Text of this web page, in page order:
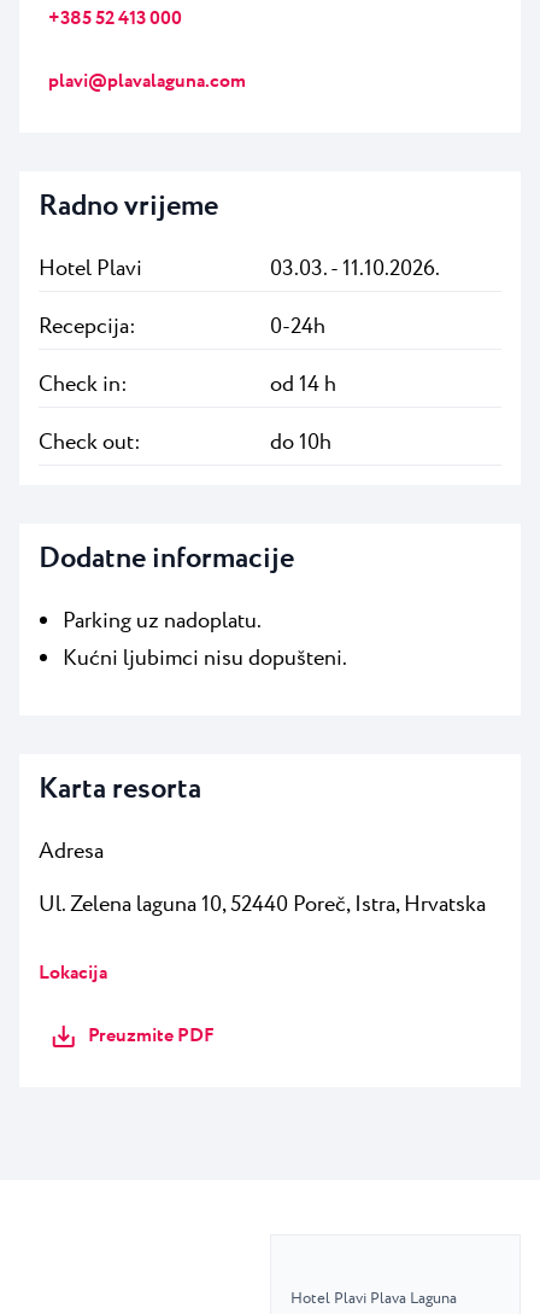
+385 52 413 000
plavi@plavalaguna.com
Radno vrijeme
Hotel Plavi
03.03. - 11.10.2026.
Recepcija:
0-24h
Check in:
od 14 h
Check out:
do 10h
Dodatne informacije
Parking uz nadoplatu.
Kućni ljubimci nisu dopušteni.
Karta resorta
Adresa
Ul. Zelena laguna 10, 52440 Poreč, Istra, Hrvatska
Lokacija
Preuzmite PDF
Hotel Plavi Plava Laguna